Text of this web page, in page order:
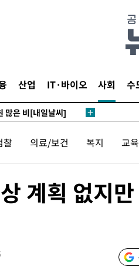
산업 IT·바이오 사회 수
매달리지 말고 과감히
바운드·남쪽 아웃바
4개 면 특별재난지역
많은 비[내일날씨]
투란VC 입단
축구 '5승 2무'
6258.77에 마쳐
첫 40도
수사 재개"
찰 의료/보건 복지 교육
계획 없지